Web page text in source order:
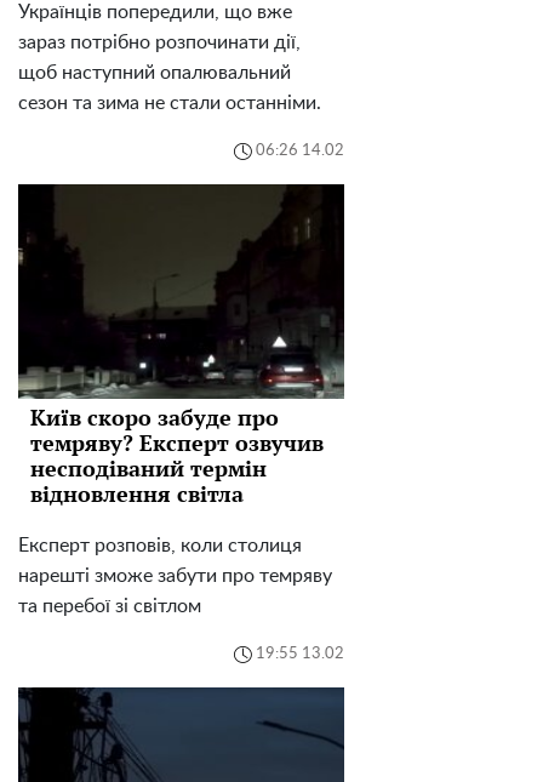
Українців попередили, що вже
зараз потрібно розпочинати дії,
щоб наступний опалювальний
сезон та зима не стали останніми.
06:26 14.02
Київ скоро забуде про
темряву? Експерт озвучив
несподіваний термін
відновлення світла
Експерт розповів, коли столиця
нарешті зможе забути про темряву
та перебої зі світлом
19:55 13.02